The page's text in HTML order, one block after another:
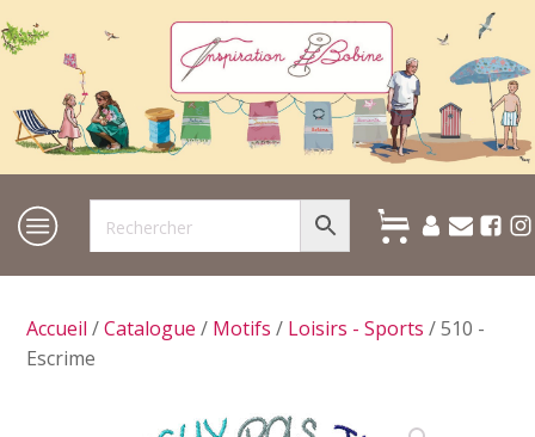
Accueil /Catalogue / Motifs / Loisirs - Sports / 510 -
Escrime